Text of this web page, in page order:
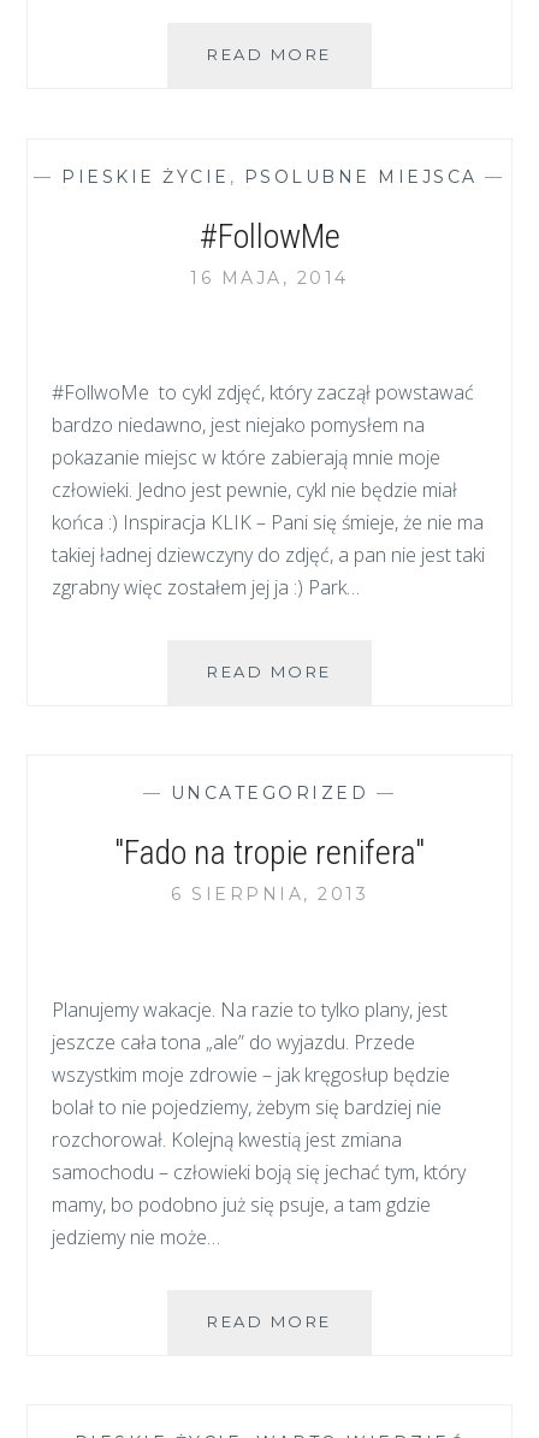
READ MORE
— PIESKIE ŻYCIE , PSOLUBNE MIEJSCA —
#FollowMe
16 MAJA, 2014
#FollwoMe to cykl zdjęć, który zaczął powstawać
bardzo niedawno, jest niejako pomysłem na
pokazanie miejsc w które zabierają mnie moje
człowieki. Jedno jest pewnie, cykl nie będzie miał
końca :) Inspiracja KLIK – Pani się śmieje, że nie ma
takiej ładnej dziewczyny do zdjęć, a pan nie jest taki
zgrabny więc zostałem jej ja :) Park…
READ MORE
— UNCATEGORIZED —
"Fado na tropie renifera"
6 SIERPNIA, 2013
Planujemy wakacje. Na razie to tylko plany, jest
jeszcze cała tona „ale” do wyjazdu. Przede
wszystkim moje zdrowie – jak kręgosłup będzie
bolał to nie pojedziemy, żebym się bardziej nie
rozchorował. Kolejną kwestią jest zmiana
samochodu – człowieki boją się jechać tym, który
mamy, bo podobno już się psuje, a tam gdzie
jedziemy nie może…
READ MORE